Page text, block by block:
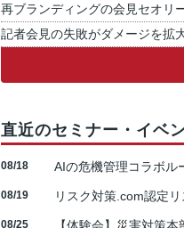
再ブランディングの会見セオリ
記者会見の失敗がダメージを拡
直近のセミナー・イベ
08/18 AIの危機管理コラボル
08/19 リスク対策.com認定
08/25